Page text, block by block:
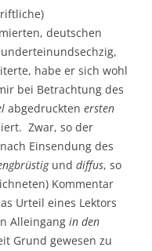
deutschen
habe er sich wohl
bei Betrachtung des
abgedruckten ersten
Zwar, so der
Einsendung des
und diffus, so
Kommentar
Urteil eines Lektors
Alleingang in den
Grund gewesen zu